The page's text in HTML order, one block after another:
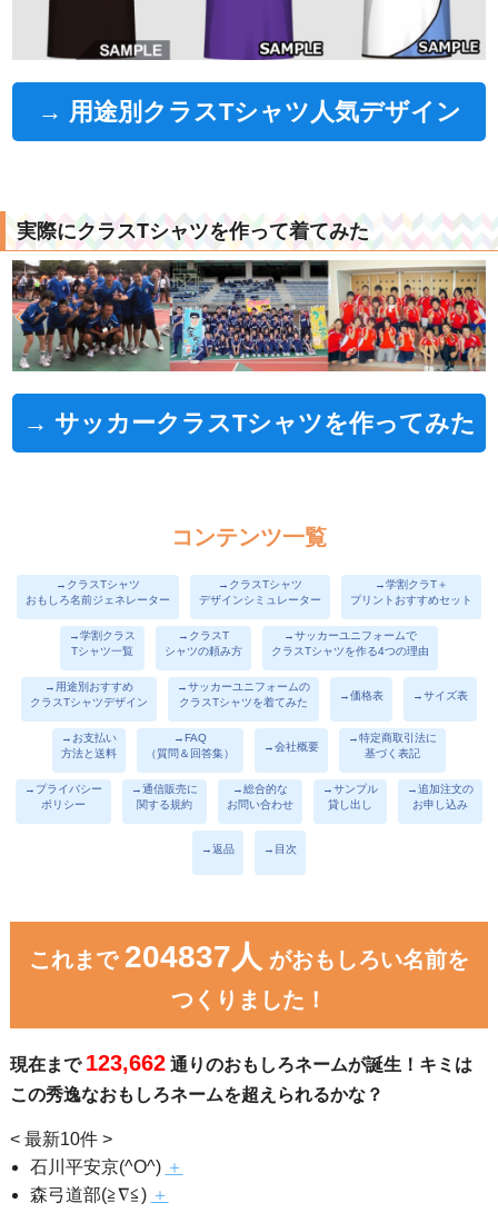
→ 用途別クラスTシャツ人気デザイン
実際にクラスTシャツを作って着てみた
→ サッカークラスTシャツを作ってみた
コンテンツ一覧
→クラスTシャツ
おもしろ名前ジェネレーター
→クラスTシャツ
デザインシミュレーター
→学割クラT＋
プリントおすすめセット
→学割クラス
Tシャツ一覧
→クラスT
シャツの頼み方
→サッカーユニフォームで
クラスTシャツを作る4つの理由
→用途別おすすめ
クラスTシャツデザイン
→サッカーユニフォームの
クラスTシャツを着てみた
→価格表 →サイズ表
→お支払い
方法と送料
→FAQ
（質問＆回答集）
→会社概要
→特定商取引法に
基づく表記
→プライバシー
ポリシー
→通信販売に
関する規約
→総合的な
お問い合わせ
→サンプル
貸し出し
→追加注文の
お申し込み
→返品 →目次
これまで 204837人 がおもしろい名前を
つくりました！
現在まで 123,662通りのおもしろネームが誕生！キミは
この秀逸なおもしろネームを超えられるかな？
< 最新10件 >
石川平安京(^O^) ＋
森弓道部(≧∇≦) ＋